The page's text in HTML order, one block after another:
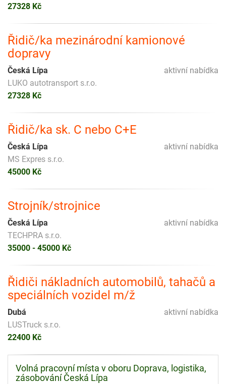
27328 Kč
Řidič/ka mezinárodní kamionové
dopravy
aktivní nabídka
Česká Lípa
LUKO autotransport s.r.o.
27328 Kč
Řidič/ka sk. C nebo C+E
aktivní nabídka
Česká Lípa
MS Expres s.r.o.
45000 Kč
Strojník/strojnice
aktivní nabídka
Česká Lípa
TECHPRA s.r.o.
35000 - 45000 Kč
Řidiči nákladních automobilů, tahačů a
speciálních vozidel m/ž
aktivní nabídka
Dubá
LUSTruck s.r.o.
22400 Kč
Volná pracovní místa v oboru Doprava, logistika,
zásobování Česká Lípa